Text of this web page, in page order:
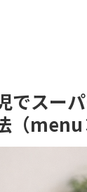
でスー
（